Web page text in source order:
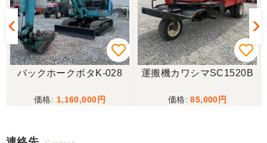
バックホークボタK-028
1,160,000
運搬機カワシマSC1520B
85,000